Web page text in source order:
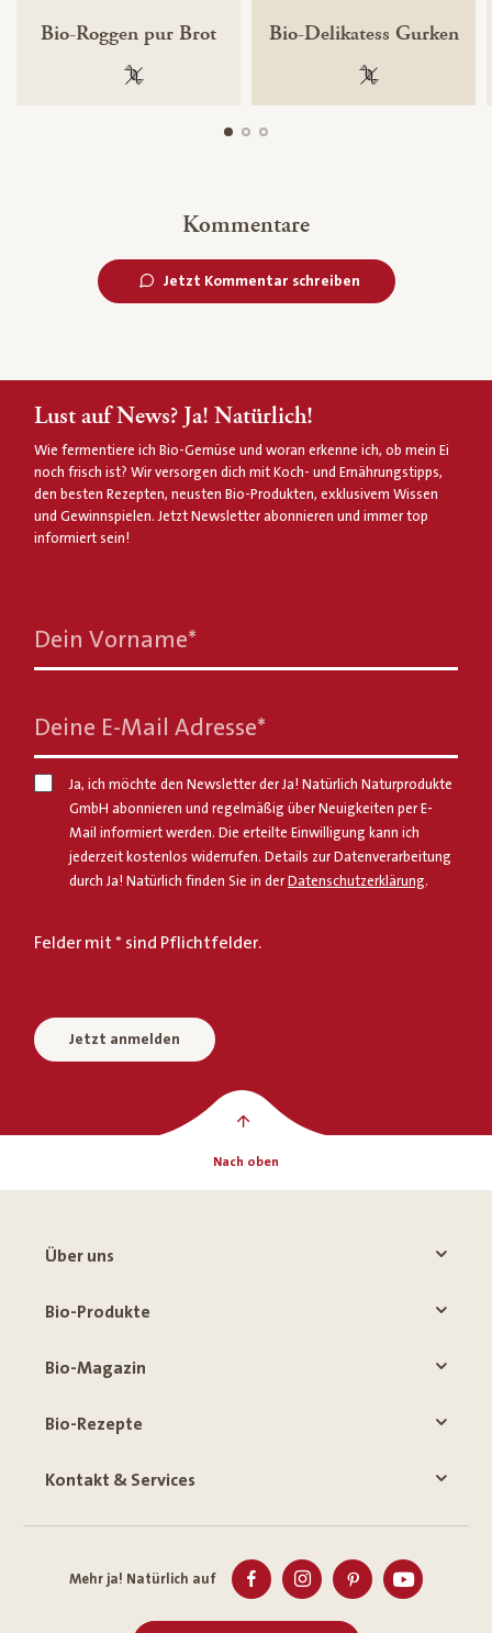
Bio-Roggen pur Brot
100 % gentechnikfrei
Bio-Delikatess Gurken
100 %
Kommentare
Jetzt Kommentar schreiben
Lust auf News? Ja! Natürlich!
Wie fermentiere ich Bio-Gemüse und woran erkenne ich, ob mein Ei
noch frisch ist? Wir versorgen dich mit Koch- und Ernährungstipps,
den besten Rezepten, neusten Bio-Produkten, exklusivem Wissen
und Gewinnspielen. Jetzt Newsletter abonnieren und immer top
informiert sein!
Dein Vorname*
Deine E-Mail Adresse*
Ja, ich möchte den Newsletter der Ja! Natürlich Naturprodukte
GmbH abonnieren und regelmäßig über Neuigkeiten per E-
Mail informiert werden. Die erteilte Einwilligung kann ich
jederzeit kostenlos widerrufen. Details zur Datenverarbeitung
durch Ja! Natürlich finden Sie in der Datenschutzerklärung.
Felder mit * sind Pflichtfelder.
Jetzt anmelden
Nach oben
Über uns
Bio-Produkte
Bio-Magazin
Bio-Rezepte
Kontakt & Services
Mehr ja! Natürlich auf